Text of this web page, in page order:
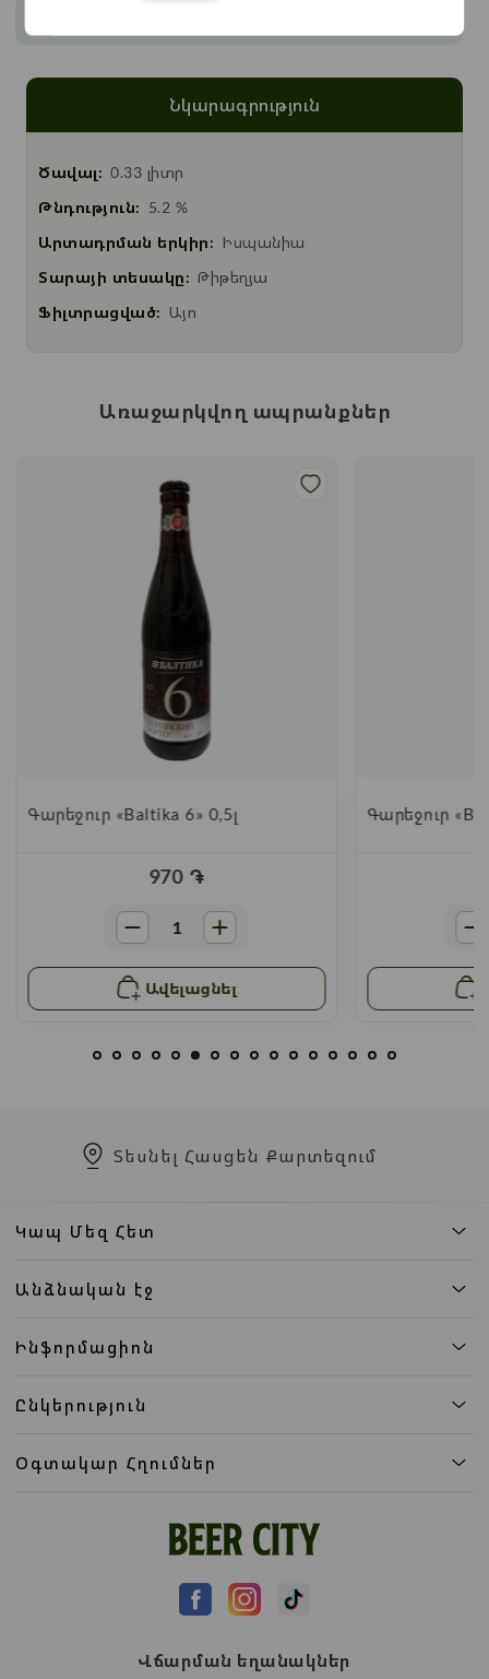
Նկարագրություն
Ծավալ: 0.33 լիտր
Թնդություն: 5.2 %
Արտադրման երկիր: Իսպանիա
Տարայի տեսակը: Թիթեղյա
Ֆիլտրացված: Այո
Առաջարկվող ապրանքներ
Գարեջուր «Baltika 6» 0,5լ
970 ֏
Ավելացնել
Գարեջուր
Տեսնել Հասցեն Քարտեզում
Կապ Մեզ Հետ
Անձնական էջ
Ինֆորմացիոն
Ընկերություն
Օգտակար Հղումներ
Վճարման եղանակներ